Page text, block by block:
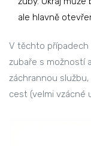
ale hlavně
V těchto případech
zubaře s možností
záchrannou
cest (velmi vzácné